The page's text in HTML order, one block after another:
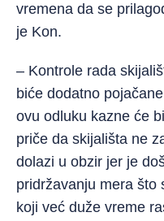
vremena da se
je Kon.
– Kontrole rada
biće dodatno
ovu odluku kazne će
priče da skijališta ne
dolazi u obzir jer je
pridržavanju mera što
koji već duže vreme